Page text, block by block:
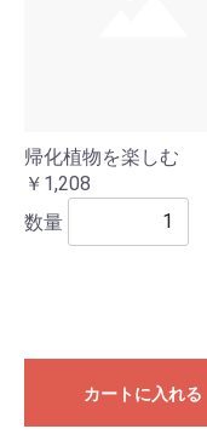
帰化植物を楽しむ
￥1,208
数量
カートに入れる